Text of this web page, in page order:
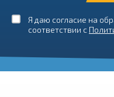
Я даю согласие на
соответствии с